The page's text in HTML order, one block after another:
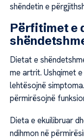
shëndetin e
Përfitimet e
Dietat e
me artrit. Ushqimet
lehtësojnë
përmirësojnë
Dieta e ekuilibruar
ndihmon në